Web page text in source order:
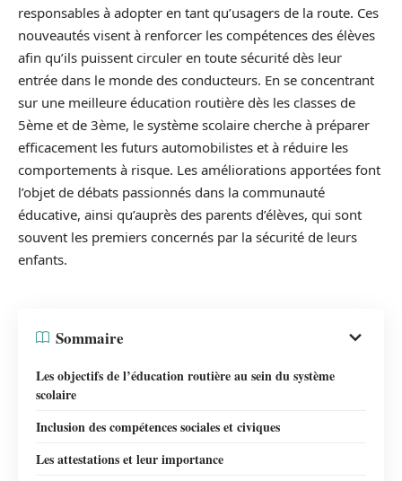
responsables à adopter en tant qu’usagers de la route. Ces
nouveautés visent à renforcer les compétences des élèves
afin qu’ils puissent circuler en toute sécurité dès leur
entrée dans le monde des conducteurs. En se concentrant
sur une meilleure éducation routière dès les classes de
5ème et de 3ème, le système scolaire cherche à préparer
efficacement les futurs automobilistes et à réduire les
comportements à risque. Les améliorations apportées font
l’objet de débats passionnés dans la communauté
éducative, ainsi qu’auprès des parents d’élèves, qui sont
souvent les premiers concernés par la sécurité de leurs
enfants.
Sommaire
Les objectifs de l’éducation routière au sein du système
scolaire
Inclusion des compétences sociales et civiques
Les attestations et leur importance